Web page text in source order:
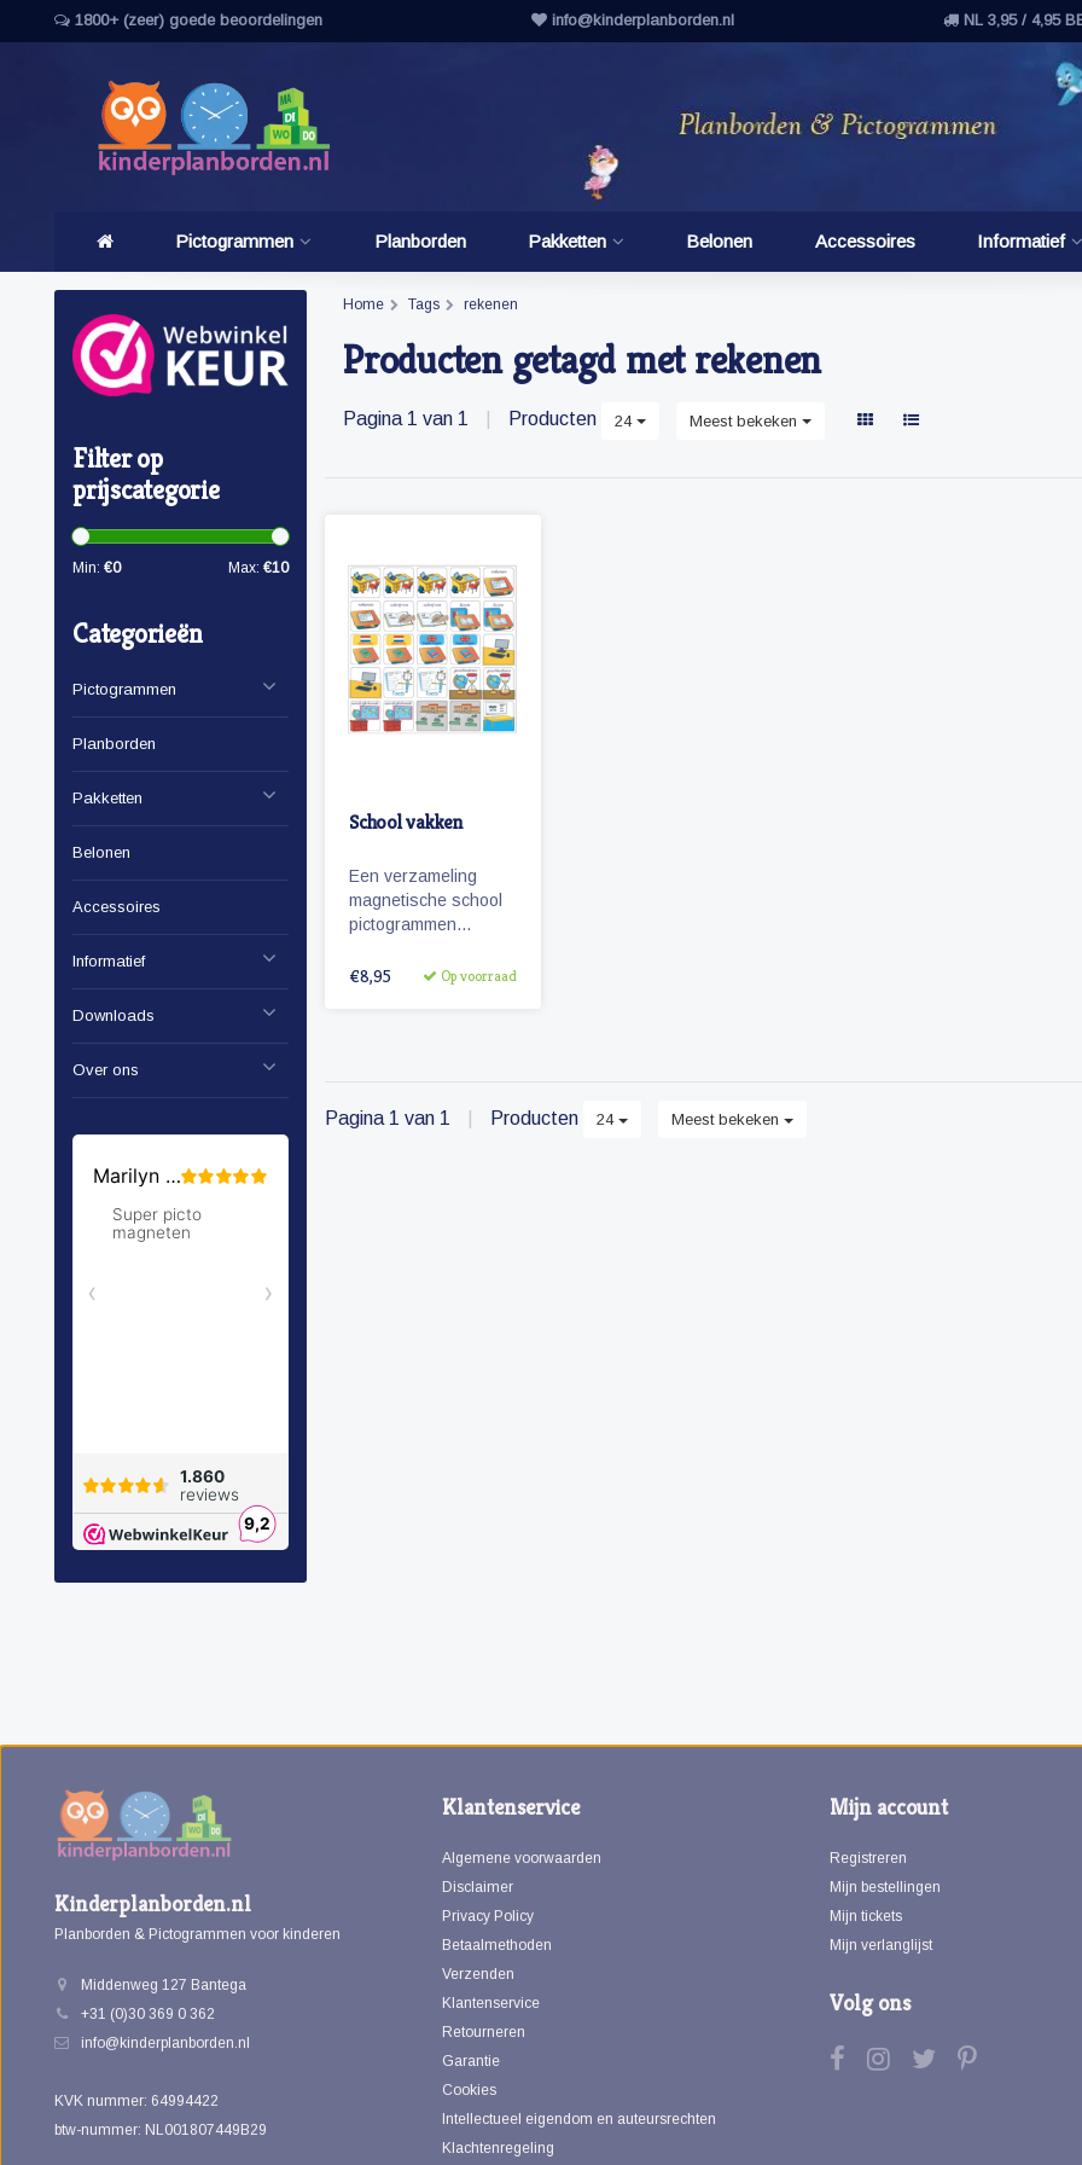
1800+ (zeer) goede beoordelingen info@kinderplanborden.nl NL 3,95 / 4,95
Pictogrammen Planborden Pakketten Belonen Accessoires Informatief
Filter op
prijscategorie
Min: €0 Max: €10
Categorieën
Pictogrammen
Planborden
Pakketten
Belonen
Accessoires
Informatief
Downloads
Over ons
Home Tags rekenen
Producten getagd met rekenen
Pagina 1 van 1 Producten 24 Meest bekeken
School vakken
Een verzameling
magnetische school
pictogrammen
vakken die op de
€8,95 Op voorraad
Pagina 1 van 1 Producten 24 Meest bekeken
Kinderplanborden.nl
Planborden & Pictogrammen voor kinderen
Middenweg 127 Bantega
+31 (0)30 369 0 362
info@kinderplanborden.nl
KVK nummer: 64994422
btw-nummer: NL001807449B29
Klantenservice
Algemene voorwaarden
Disclaimer
Privacy Policy
Betaalmethoden
Verzenden
Klantenservice
Retourneren
Garantie
Cookies
Intellectueel eigendom en auteursrechten
Klachtenregeling
Mijn account
Registreren
Mijn bestellingen
Mijn tickets
Mijn verlanglijst
Volg ons